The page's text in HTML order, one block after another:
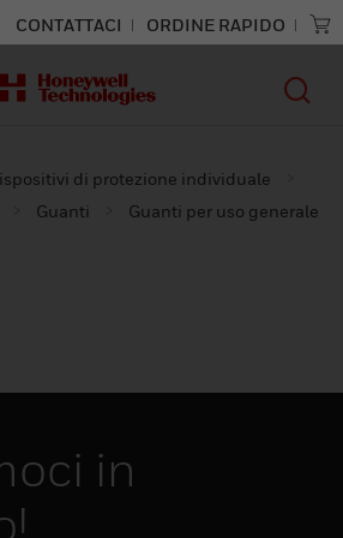
CONTATTACI ORDINE RAPIDO
di protezione individuale
Guanti
Guanti per uso generale
in